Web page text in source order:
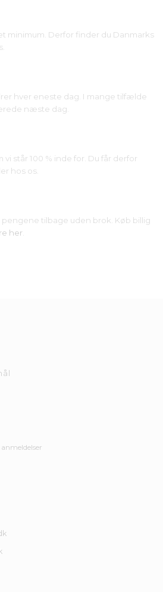
minimum. Derfor finder du Danmarks
hver eneste dag. I mange tilfælde
næste dag.
står 100 % inde for. Du får derfor
hos os.
pengene tilbage uden brok. Køb billig
her.